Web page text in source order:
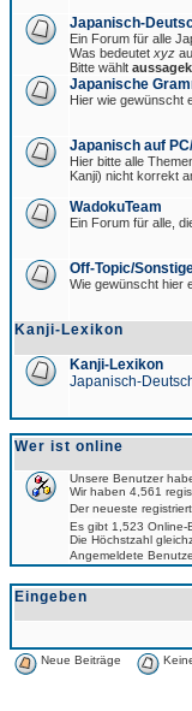
Japanisch-
Ein Forum für alle
Was bedeutet xyz
Bitte wählt
Japanische
Hier wie gewünscht
Japanisch auf
Hier bitte alle
Kanji) nicht korrekt
WadokuTeam
Ein Forum für alle,
Off-Topic/
Wie gewünscht hier
Kanji-Lexikon
Kanji-Lexikon
Japanisch-
Wer ist online
Unsere Benutzer
Wir haben 4,561
Der neueste
Es gibt 1,523
Die Höchstzahl
Angemeldete
Eingeben
Neue Beiträge